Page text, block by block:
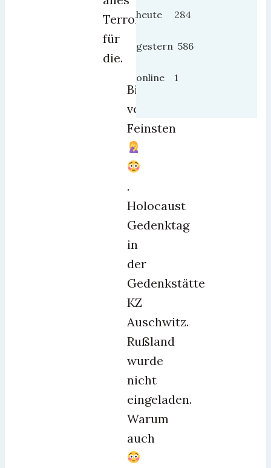
Terror
für
die.
Bildungsfernsehen
vom
Feinsten
.
Holocaust
Gedenktag
in
der
Gedenkstätte
KZ
Auschwitz.
Rußland
wurde
nicht
eingeladen.
Warum
auch
heute 284
gestern 586
online 1